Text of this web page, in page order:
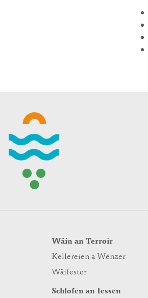
Wäin an Terroir
Kellereien a Wënzer
Wäifester
Schlofen an Iessen